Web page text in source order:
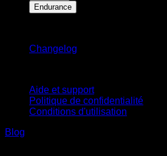
Endurance
Changelog
Aide et support
Politique de confidentialité
Conditions d'utilisation
Blog